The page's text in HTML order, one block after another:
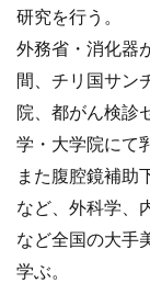
研究を行う。
外務省・消化器
間、チリ国サン
院、都がん検診
学・大学院にて
また腹腔鏡補助
など、外科学、
など全国の大手
学ぶ。